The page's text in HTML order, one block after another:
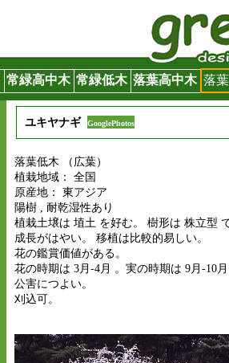
常緑高中木 常緑低木 落葉高中木 落
ユキヤナギ GooglePhotos
落葉低木 （広葉）
植栽地域： 全国
原産地： 東アジア
陽樹 , 耐乾湿性あり
植栽土壌は 埴土 を好む。 樹形は 株立型
成長がはやい。 移植は比較的易しい。
花の鑑賞価値がある。
花の時期は 3月-4月 。実の時期は 9月-10月
公害につよい。
刈込可。